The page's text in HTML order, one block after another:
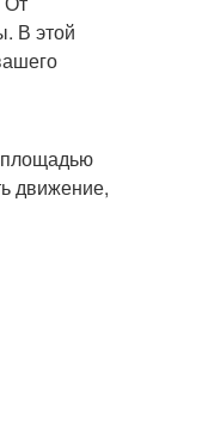
В этой
площадью
движение,